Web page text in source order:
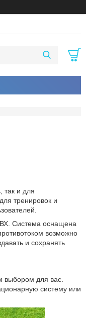
так и для
тренировок и
Система оснащена
возможно
и сохранять
выбором для вас.
систему или